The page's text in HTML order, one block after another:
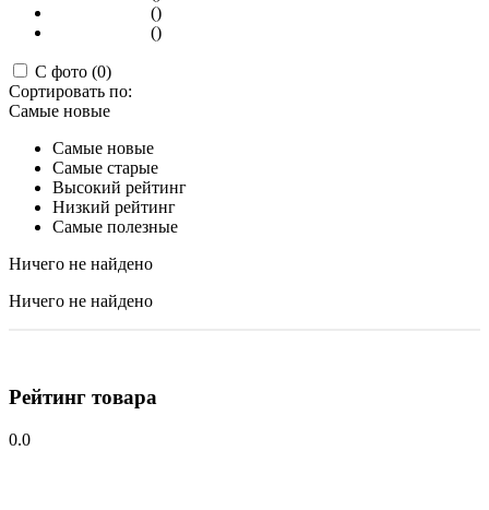
()
()
С фото (0)
Сортировать по:
Самые новые
Самые новые
Самые старые
Высокий рейтинг
Низкий рейтинг
Самые полезные
Ничего не найдено
Ничего не найдено
Рейтинг товара
0.0